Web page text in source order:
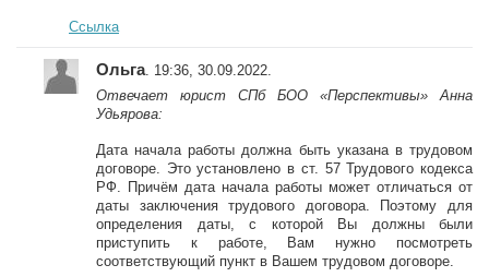
Ссылка
Ольга. 19:36, 30.09.2022.
Отвечает юрист СПб БОО «Перспективы» Анна
Удьярова:
Дата начала работы должна быть указана в трудовом
договоре. Это установлено в ст. 57 Трудового кодекса
РФ. Причём дата начала работы может отличаться от
даты заключения трудового договора. Поэтому для
определения даты, с которой Вы должны были
приступить к работе, Вам нужно посмотреть
соответствующий пункт в Вашем трудовом договоре.